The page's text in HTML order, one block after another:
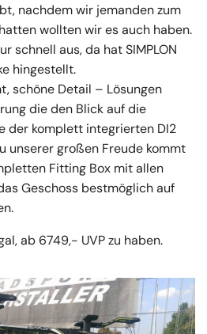
nachdem wir jemanden zum
wollten wir es auch haben.
schnell aus, da hat SIMPLON
hingestellt.
schöne Detail – Lösungen
die den Blick auf die
der komplett integrierten DI2
unserer großen Freude kommt
Fitting Box mit allen
Geschoss bestmöglich auf
ab 6749,- UVP zu haben.